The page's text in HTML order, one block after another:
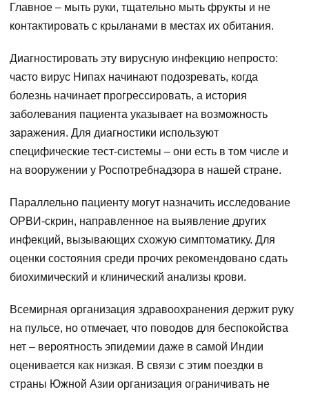
Главное – мыть руки, тщательно мыть фрукты и не
контактировать с крыланами в местах их обитания.
Диагностировать эту вирусную инфекцию непросто:
часто вирус Нипах начинают подозревать, когда
болезнь начинает прогрессировать, а история
заболевания пациента указывает на возможность
заражения. Для диагностики используют
специфические тест-системы – они есть в том числе и
на вооружении у Роспотребнадзора в нашей стране.
Параллельно пациенту могут назначить исследование
ОРВИ-скрин, направленное на выявление других
инфекций, вызывающих схожую симптоматику. Для
оценки состояния среди прочих рекомендовано сдать
биохимический и клинический анализы крови.
Всемирная организация здравоохранения держит руку
на пульсе, но отмечает, что поводов для беспокойства
нет – вероятность эпидемии даже в самой Индии
оценивается как низкая. В связи с этим поездки в
страны Южной Азии организация ограничивать не